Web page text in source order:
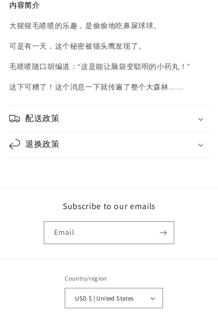
内容简介
大猩猩毛喳喳的乐趣，是偷偷地吃鼻屎球球。
可是有一天，这个秘密被猫头鹰发现了。
毛喳喳随口胡编道：“这是能让脑袋变聪明的小药丸！”
这下可糟了！这个消息一下就传遍了整个大森林……
配送政策
退换政策
Subscribe to our emails
Email
Country/region
USD $ | United States